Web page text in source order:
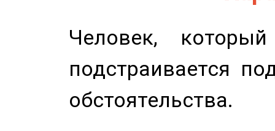
Человек,
подстраивается
обстоятельства.